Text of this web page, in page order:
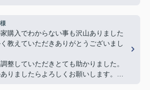
るほど信頼していました。
けでなく、気持ちの面でも支えていただ
感謝しています。
すめしたい不動産屋さんです。
ありましたらよろしくお願いいたしま
しくお願いします)
購入でわからない事も沢山ありました
教えていただきありがとうございまし
整していただきとても助かりました。
りましたらよろしくお願いします。